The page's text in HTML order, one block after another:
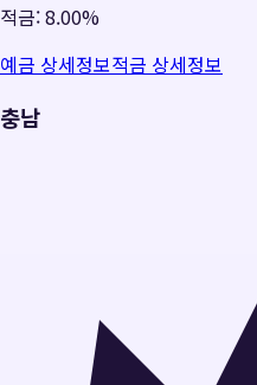
적금:8.00%
예금 상세정보적금 상세정보
충남